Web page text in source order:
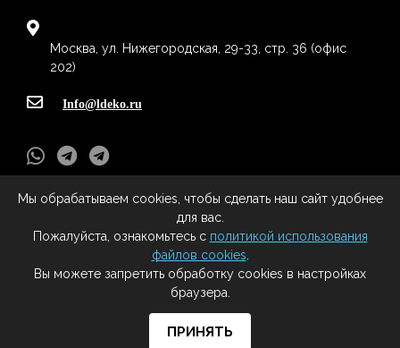
Москва, ул. Нижегородская, 29-33, стр. 36 (офис
202)
Info@ldeko.ru
L-Deko - Все права защищены (c) 2009 - 2020
Все права на материалы, находящиеся на сайте охраняются в
соответствии с законодательством РФ, в том числе, об авторском праве и
смежных правах. При любом использовании материалов сайта и
сателлитных проектов, гиперссылка на сайт правообладателя
Мы обрабатываем cookies, чтобы сделать наш сайт удобнее
для вас.
Пожалуйста, ознакомьтесь с политикой использования
файлов cookies
Вы можете запретить обработку cookies в настройках
браузера.
ПРИНЯТЬ